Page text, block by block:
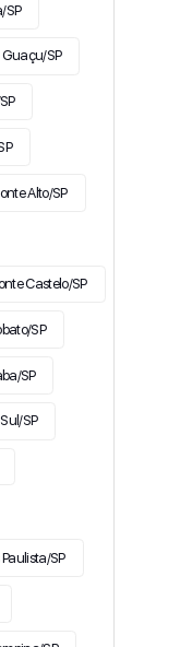
SP
SP
Alto/SP
Castelo/SP
SP
SP
SP
SP